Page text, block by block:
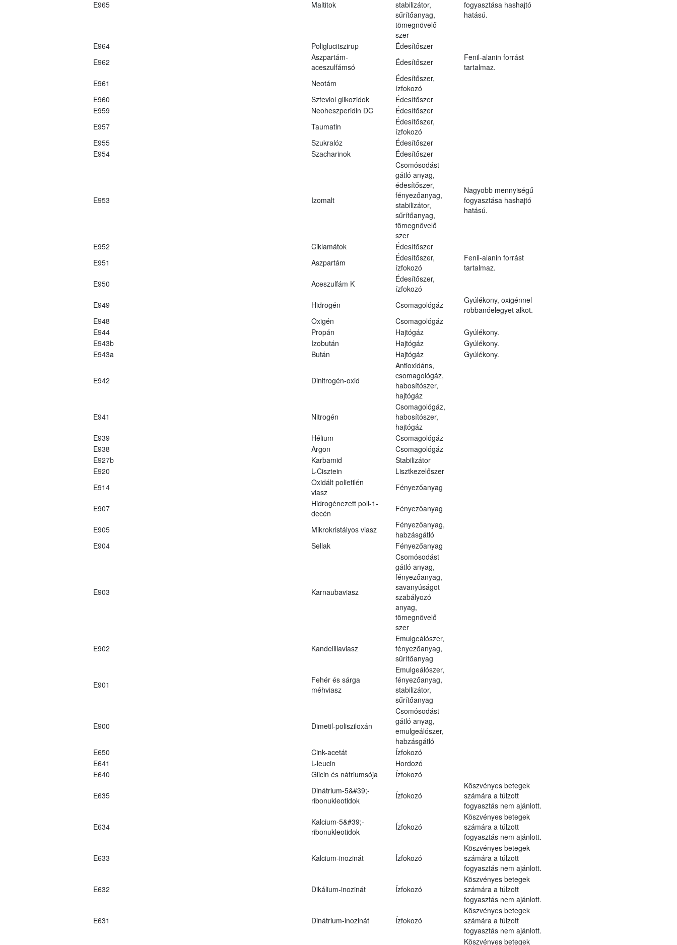
E965 Maltitok
stabilizátor,
sűrítőanyag,
tömegnövelő
szer
fogyasztása hashajtó
hatású.
E964 Poliglucitszirup
Édesítőszer
E962
Aszpartám-
aceszulfámsó
Édesítőszer
Fenil-alanin forrást
tartalmaz.
E961
Neotám
Édesítőszer,
ízfokozó
E960
Szteviol glikozidok
Édesítőszer
E959
Neoheszperidin DC
Édesítőszer
E957
Taumatin
Édesítőszer,
ízfokozó
E955
Szukralóz
Édesítőszer
E954
Szacharinok Édesítőszer
E953 Izomalt
Csomósodást
gátló anyag,
édesítőszer,
fényezőanyag,
stabilizátor,
sűrítőanyag,
tömegnövelő
szer
Nagyobb mennyiségű
fogyasztása hashajtó
hatású.
E952 Ciklamátok
Édesítőszer
E951
Aszpartám
Édesítőszer,
ízfokozó
Fenil-alanin forrást
tartalmaz.
E950
Aceszulfám K
Édesítőszer,
ízfokozó
E949
Hidrogén Csomagológáz
Gyúlékony, oxigénnel
robbanóelegyet alkot.
E948
Oxigén
Csomagológáz
E944
Propán Hajtógáz
Gyúlékony.
E943b
Izobután Hajtógáz
Gyúlékony.
E943a
Bután Hajtógáz Gyúlékony.
E942 Dinitrogén-oxid
Antioxidáns,
csomagológáz,
habosítószer,
hajtógáz
E941 Nitrogén
Csomagológáz,
habosítószer,
hajtógáz
E939
Hélium
Csomagológáz
E938
Argon
Csomagológáz
E927b
Karbamid
Stabilizátor
E920
L-Cisztein
Lisztkezelőszer
E914
Oxidált polietilén
viasz
Fényezőanyag
E907
Hidrogénezett poli-1-
decén
Fényezőanyag
E905 Mikrokristályos viasz
Fényezőanyag,
habzásgátló
E904
Sellak Fényezőanyag
E903 Karnaubaviasz
Csomósodást
gátló anyag,
fényezőanyag,
savanyúságot
szabályozó
anyag,
tömegnövelő
szer
E902 Kandelillaviasz
Emulgeálószer,
fényezőanyag,
sűrítőanyag
E901
Fehér és sárga
méhviasz
Emulgeálószer,
fényezőanyag,
stabilizátor,
sűrítőanyag
E900 Dimetil-polisziloxán
Csomósodást
gátló anyag,
emulgeálószer,
habzásgátló
E650
Cink-acetát
Ízfokozó
E641
L-leucin
Hordozó
E640
Glicin és nátriumsója Ízfokozó
E635
Dinátrium-5&#39;-
ribonukleotidok
Ízfokozó
Köszvényes betegek
számára a túlzott
fogyasztás nem ajánlott.
E634
Kalcium-5&#39;-
ribonukleotidok
Ízfokozó
Köszvényes betegek
számára a túlzott
fogyasztás nem ajánlott.
E633 Kalcium-inozinát Ízfokozó
Köszvényes betegek
számára a túlzott
fogyasztás nem ajánlott.
E632 Dikálium-inozinát Ízfokozó
Köszvényes betegek
számára a túlzott
fogyasztás nem ajánlott.
E631 Dinátrium-inozinát Ízfokozó
Köszvényes betegek
számára a túlzott
fogyasztás nem ajánlott.
Köszvényes betegek